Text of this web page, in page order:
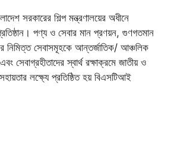
সরকারের শিল্প মন্ত্রণালয়ের অধীনে
পণ্য ও সেবার মান প্রণয়ন, গুণগতমান
নিমিত্ত সেবাসমূহকে আন্তর্জাতিক/ আঞ্চলিক
সেবাগ্রহীতাদের স্বার্থ রক্ষাক্রমে জাতীয় ও
লক্ষ্যে প্রতিষ্ঠিত হয় বিএসটিআই